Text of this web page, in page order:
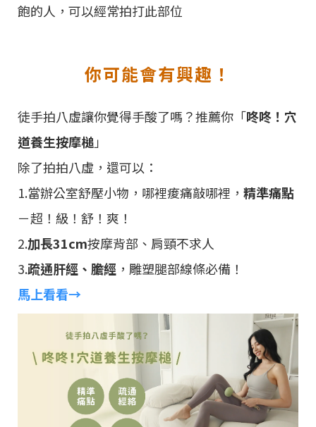
飽的人，可以經常拍打此部位
你可能會有興趣！
徒手拍八虛讓你覺得手酸了嗎？推薦你「咚咚！穴
道養生按摩槌」
除了拍拍八虛，還可以：
1.當辦公室舒壓小物，哪裡痠痛敲哪裡， 精準痛點
－超！級！舒！爽！
2.加長31cm按摩背部、肩頸不求人
3.疏通肝經、膽經 ，雕塑腿部線條必備！
馬上看看→